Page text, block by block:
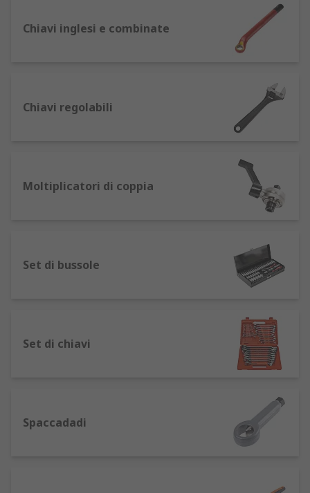
sollevare e riposizionare la chiave dopo ogni
rotazione. Ciò rende molto più rapido e semplice
notevolmente lo sforzo sulle mani e sui polsi
dell'utente. Può anche rendere molto più comodo
lavorare in spazi ristretti, come sotto gli armadi o
Chiavi inglesi e combinate
Chiavi regolabili
Moltiplicatori di coppia
Set di bussole
Set di chiavi
Spaccadadi